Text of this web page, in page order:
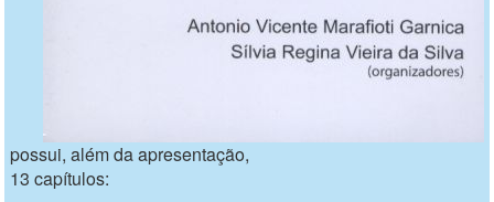
possui, além da apresentação,
13 capítulos: